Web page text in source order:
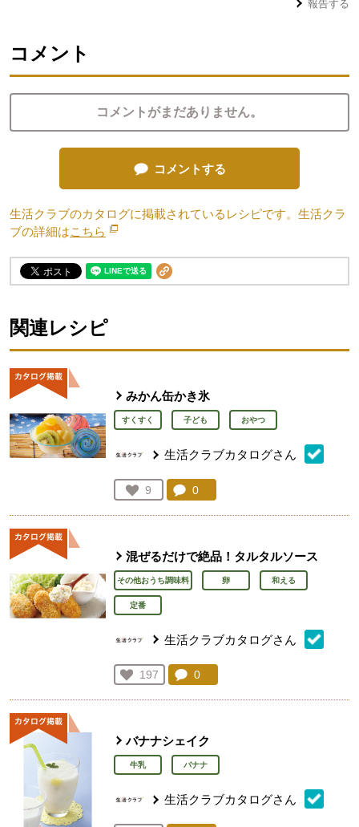
報告する
コメント
コメントがまだありません。
コメントする
生活クラブのカタログに掲載されているレシピです。生活クラ
ブの詳細はこちら 別のウィンドウで開きます。
関連レシピ
みかん缶かき氷
すくすく 子ども おやつ
生活クラブカタログさん
お気に入り登録：
9
人が登録
コメント：
0
混ぜるだけで絶品！タルタルソース
その他おうち調味料 卵 和える
定番
生活クラブカタログさん
お気に入り登録：
197
人が登録
コメント：
0
バナナシェイク
牛乳 バナナ
生活クラブカタログさん